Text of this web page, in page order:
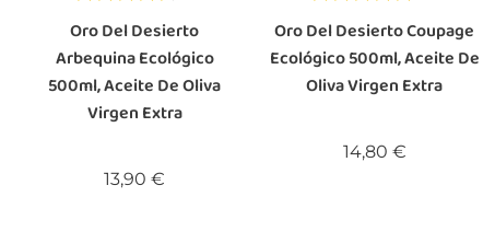
Oro Del Desierto
Arbequina Ecológico
500ml, Aceite De Oliva
Virgen Extra
13,90 €
Oro Del Desierto Coupage
Ecológico 500ml, Aceite De
Oliva Virgen Extra
14,80 €Precio